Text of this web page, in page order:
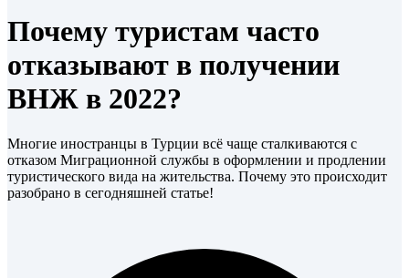
Почему туристам часто
отказывают в получении
ВНЖ в 2022?
Многие иностранцы в Турции всё чаще сталкиваются с
отказом Миграционной службы в оформлении и продлении
туристического вида на жительства. Почему это происходит
разобрано в сегодняшней статье!